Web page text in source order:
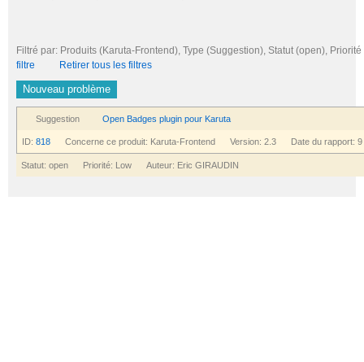
Filtré par: Produits (Karuta-Frontend), Type (Suggestion), Statut (open),
filtre
Retirer tous les filtres
Nouveau problème
Suggestion Open Badges plugin pour Karuta
ID: 818 Concerne ce produit: Karuta-Frontend Version: 2.3 Date du rapport: 9
Statut: open Priorité: Low Auteur: Eric GIRAUDIN